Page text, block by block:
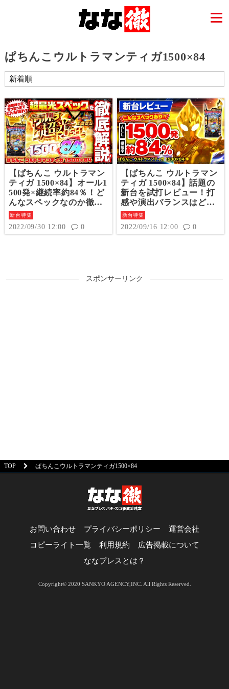
ぱちんこウルトラマンティガ1500×84
【ぱちんこ ウルトラマン
ティガ 1500×84】オール1
500発×継続率約84％！ど
んなスペックなのか徹底
試打解説！
新台特集
2022/09/30 12:00 0
【ぱちんこ ウルトラマン
ティガ 1500×84】話題の
新台を試打レビュー！打
感や演出バランスはどん
な感じ？
新台特集
2022/09/16 12:00 0
スポンサーリンク
TOP ぱちんこウルトラマンティガ1500×84
お問い合わせ プライバシーポリシー
運営会社
コピーライト一覧
利用規約
広告掲載について
ななプレスとは？
Copyright© 2020 SANKYO AGENCY,INC. All Rights Reserved.